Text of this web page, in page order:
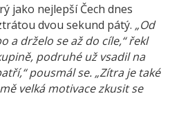
jako nejlepší Čech dnes
dvou sekund pátý. „Od
a drželo se až do cíle,“ řekl
podruhé už vsadil na
pousmál se. „Zítra je také
velká motivace zkusit se